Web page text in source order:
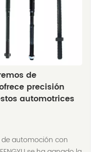
de
precisión
automotrices
automoción con